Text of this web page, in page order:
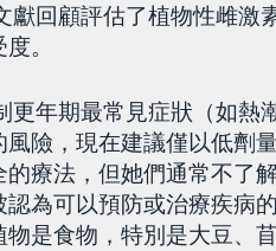
獻回顧評估了植物性雌激
。
更年期最常見症狀（如熱
險，現在建議僅以低劑
療法，但她們通常不了
為可以預防或治療疾病
是食物，特別是大豆、苜